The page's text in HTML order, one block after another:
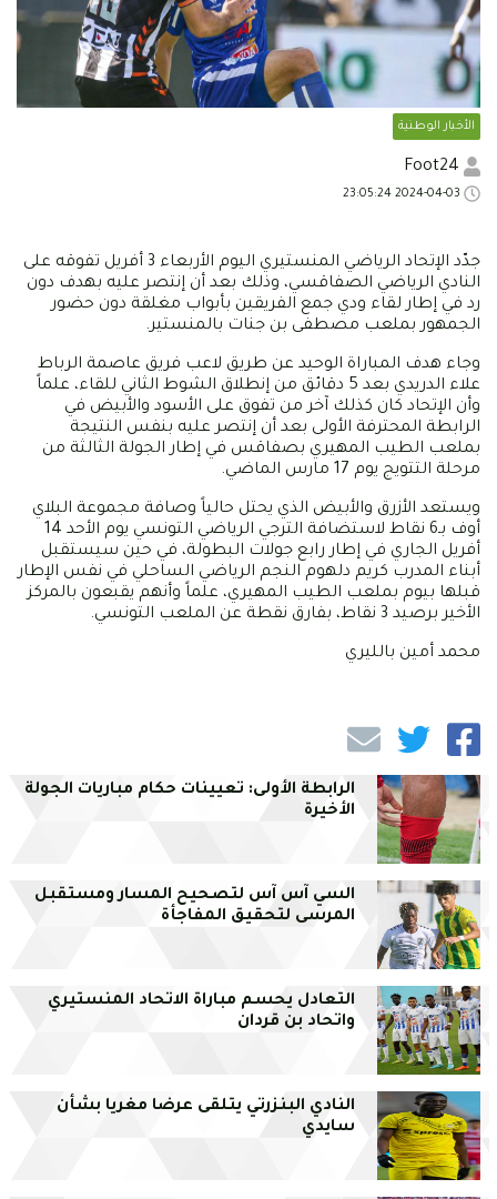
الأخبار الوطنية
جدّد الإتحاد الرياضي المنستيري اليوم الأربعاء 3 أفريل تفوقه على
النادي الرياضي الصفاقسي، وذلك بعد أن إنتصر عليه بهدف دون
رد في إطار لقاء ودي جمع الفريقين بأبواب مغلقة دون حضور
الجمهور بملعب مصطفى بن جنات بالمنستير.
وجاء هدف المباراة الوحيد عن طريق لاعب فريق عاصمة الرباط
علاء الدريدي بعد 5 دقائق من إنطلاق الشوط الثاني للقاء، علماً
وأن الإتحاد كان كذلك آخر من تفوق على الأسود والأبيض في
الرابطة المحترفة الأولى بعد أن إنتصر عليه بنفس النتيجة
بملعب الطيب المهيري بصفاقس في إطار الجولة الثالثة من
مرحلة التتويج يوم 17 مارس الماضي.
ويستعد الأزرق والأبيض الذي يحتل حالياً وصافة مجموعة البلاي
أوف بـ6 نقاط لاستضافة الترجي الرياضي التونسي يوم الأحد 14
أفريل الجاري في إطار رابع جولات البطولة، في حين سيستقبل
أبناء المدرب كريم دلهوم النجم الرياضي الساحلي في نفس الإطار
قبلها بيوم بملعب الطيب المهيري، علماً وأنهم يقبعون بالمركز
الأخير برصيد 3 نقاط، بفارق نقطة عن الملعب التونسي.
محمد أمين بالليري
الرابطة الأولى: تعيينات حكام مباريات الجولة
الأخيرة
السي آس آس لتصحيح المسار ومستقبل
المرسى لتحقيق المفاجأة
التعادل يحسم مباراة الاتحاد المنستيري
واتحاد بن قردان
النادي البنزرتي يتلقى عرضا مغريا بشأن
سايدي